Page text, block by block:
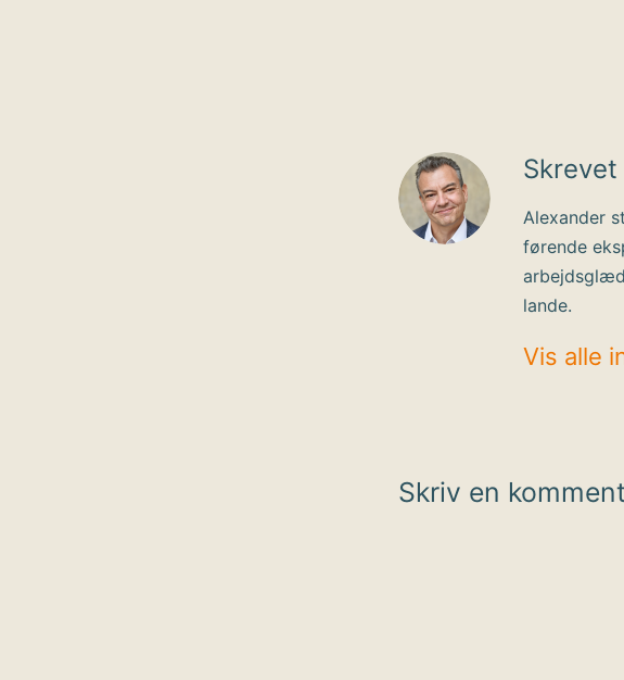
Alexander
førende
lande.
Vis alle
Skriv en